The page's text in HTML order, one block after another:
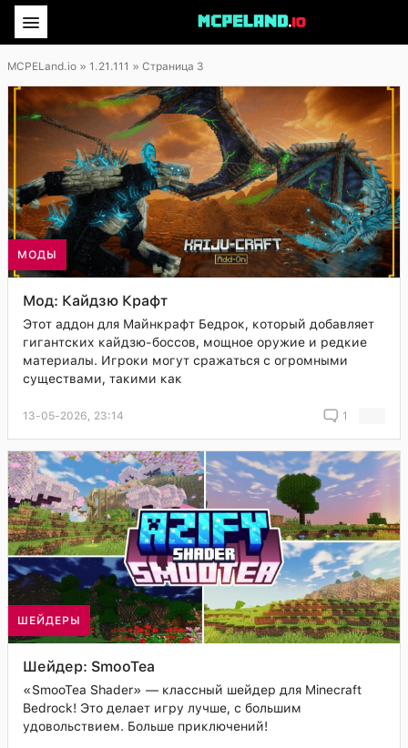
MCPELand.io » 1.21.111 » Страница 3
МОДЫ
Мод: Кайдзю Крафт
Этот аддон для Майнкрафт Бедрок, который добавляет
гигантских кайдзю-боссов, мощное оружие и редкие
материалы. Игроки могут сражаться с огромными
существами, такими как
13-05-2026, 23:14 1
ШЕЙДЕРЫ
Шейдер: SmooTea
«SmooTea Shader» — классный шейдер для Minecraft
Bedrock! Это делает игру лучше, с большим
удовольствием. Больше приключений!